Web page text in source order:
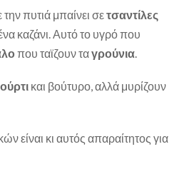
πυτιά μπαίνει σετσαντίλες
καζάνι. Αυτό το υγρό που
που ταϊζουν ταγρούνια
και βούτυρο, αλλά μυρίζουν
είναι κι αυτός απαραίτητος για